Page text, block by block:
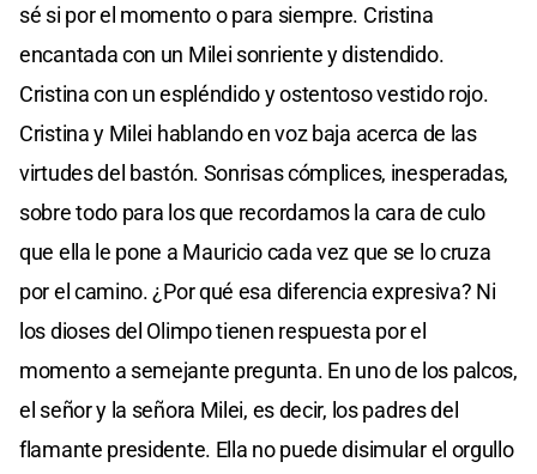
sé si por el momento o para siempre. Cristina
encantada con un Milei sonriente y distendido.
Cristina con un espléndido y ostentoso vestido rojo.
Cristina y Milei hablando en voz baja acerca de las
virtudes del bastón. Sonrisas cómplices, inesperadas,
sobre todo para los que recordamos la cara de culo
que ella le pone a Mauricio cada vez que se lo cruza
por el camino. ¿Por qué esa diferencia expresiva? Ni
los dioses del Olimpo tienen respuesta por el
momento a semejante pregunta. En uno de los palcos,
el señor y la señora Milei, es decir, los padres del
flamante presidente. Ella no puede disimular el orgullo